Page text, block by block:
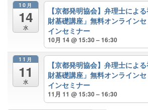
10月
14
水
【京都発明協会】弁理士によ
財基礎講座」無料オンライ
インセミナー
10月 14 @ 15:30 – 16:30
11月
11
水
【京都発明協会】弁理士によ
財基礎講座」無料オンライ
インセミナー
11月 11 @ 15:30 – 16:30